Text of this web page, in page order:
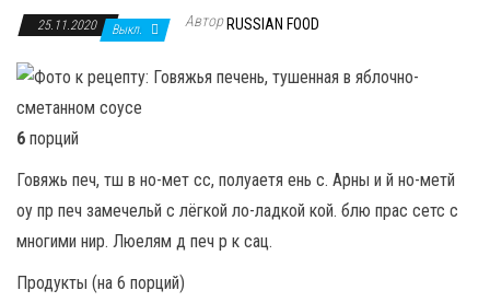
25.11.2020 Выкл. Автор RUSSIAN FOOD
6 порций
Говяжь печ, тш в но-мет сс, полуаетя ень с. Арны и й но-метй
оу пр печ замечельй с лёгкой ло-ладкой кой. блю прас сетс с
многими нир. Люелям д печ р к сац.
Продукты (на 6 порций)